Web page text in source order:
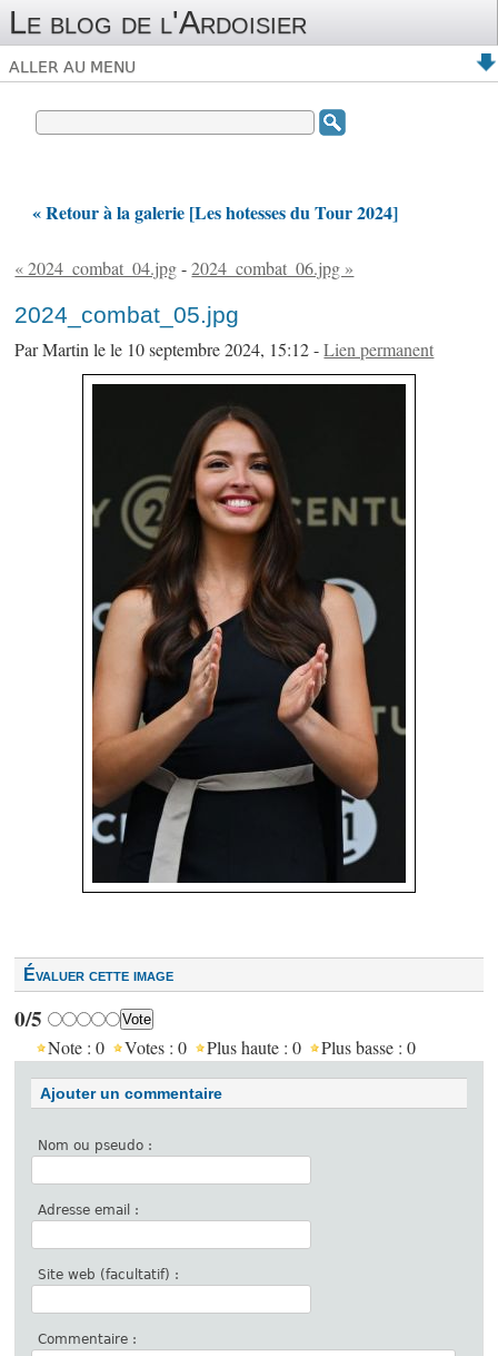
Le blog de l'Ardoisier
ALLER AU MENU
« Retour à la galerie [Les hotesses du Tour 2024]
« 2024_combat_04.jpg - 2024_combat_06.jpg »
2024_combat_05.jpg
Par Martin le le 10 septembre 2024, 15:12 -Lien permanent
Évaluer cette image
0/5
Note :0 Votes :0 Plus haute :0 Plus basse :0
Ajouter un commentaire
Nom ou pseudo :
Adresse email :
Site web (facultatif) :
Commentaire :